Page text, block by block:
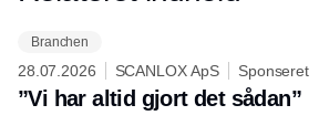
Branchen
28.07.2026 SCANLOX ApS Sponseret
”Vi har altid gjort det sådan”